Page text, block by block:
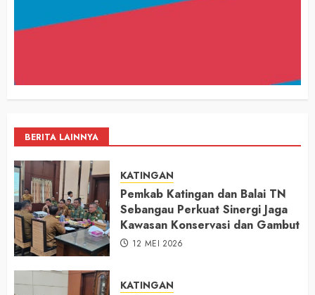
BERITA LAINNYA
KATINGAN
Pemkab Katingan dan Balai TN
Sebangau Perkuat Sinergi Jaga
Kawasan Konservasi dan Gambut
12 MEI 2026
KATINGAN